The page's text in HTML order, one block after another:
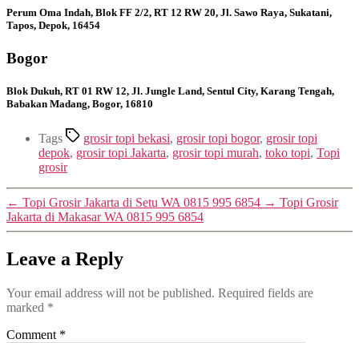
Perum Oma Indah, Blok FF 2/2, RT 12 RW 20, Jl. Sawo Raya, Sukatani,
Tapos, Depok, 16454
Bogor
Blok Dukuh, RT 01 RW 12, Jl. Jungle Land, Sentul City, Karang Tengah,
Babakan Madang, Bogor, 16810
Tags grosir topi bekasi, grosir topi bogor, grosir topi
depok, grosir topi Jakarta, grosir topi murah, toko topi, Topi
grosir
← Topi Grosir Jakarta di Setu WA 0815 995 6854 → Topi Grosir
Jakarta di Makasar WA 0815 995 6854
Leave a Reply
Your email address will not be published. Required fields are
marked *
Comment *